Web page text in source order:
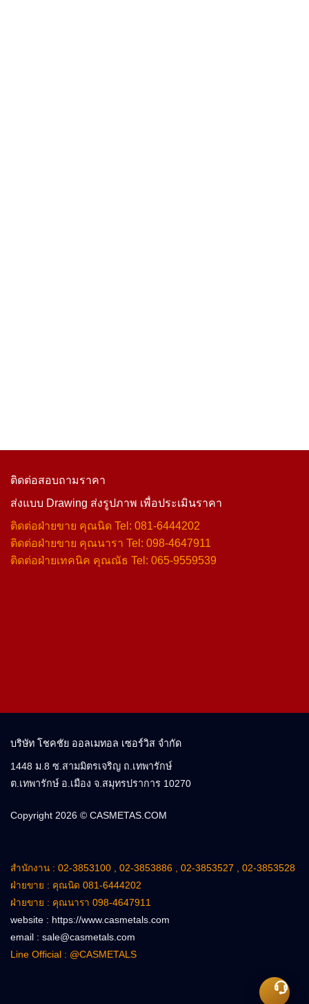
ติดต่อสอบถามราคา
ส่งแบบ Drawing ส่งรูปภาพ เพื่อประเมินราคา
ติดต่อฝ่ายขาย คุณนิด Tel: 081-6444202
ติดต่อฝ่ายขาย คุณนารา Tel: 098-4647911
ติดต่อฝ่ายเทคนิค คุณณัธ Tel: 065-9559539
บริษัท โชคชัย ออลเมทอล เซอร์วิส จำกัด
1448 ม.8 ซ.สามมิตรเจริญ ถ.เทพารักษ์
ต.เทพารักษ์ อ.เมือง จ.สมุทรปราการ 10270
Copyright 2026 © CASMETAS.COM
สำนักงาน : 02-3853100 , 02-3853886 , 02-3853527 , 02-3853528
ฝ่ายขาย : คุณนิด 081-6444202
ฝ่ายขาย : คุณนารา 098-4647911
website : https://www.casmetals.com
email : sale@casmetals.com
Line Official : @CASMETALS